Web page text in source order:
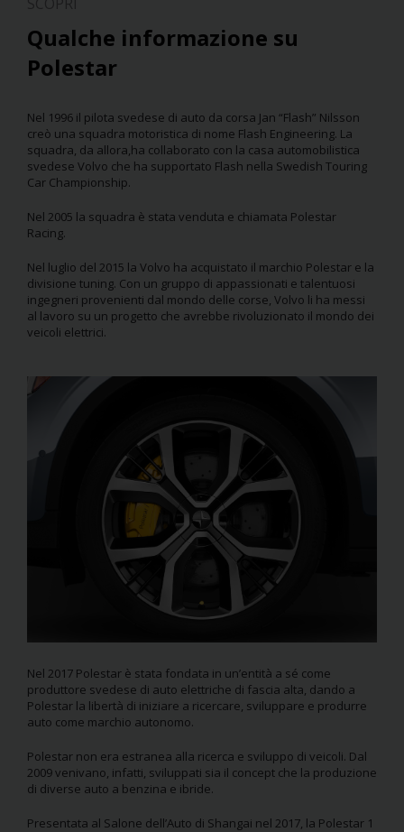
Qualche informazione su
Polestar
Nel 1996 il pilota svedese di auto da corsa Jan “Flash” Nilsson
creò una squadra motoristica di nome Flash Engineering. La
squadra, da allora,ha collaborato con la casa automobilistica
svedese Volvo che ha supportato Flash nella Swedish Touring
Car Championship.
Nel 2005 la squadra è stata venduta e chiamata Polestar
Racing.
Nel luglio del 2015 la Volvo ha acquistato il marchio Polestar e la
divisione tuning. Con un gruppo di appassionati e talentuosi
ingegneri provenienti dal mondo delle corse, Volvo li ha messi
al lavoro su un progetto che avrebbe rivoluzionato il mondo dei
veicoli elettrici.
Nel 2017 Polestar è stata fondata in un’entità a sé come
produttore svedese di auto elettriche di fascia alta, dando a
Polestar la libertà di iniziare a ricercare, sviluppare e produrre
auto come marchio autonomo.
Polestar non era estranea alla ricerca e sviluppo di veicoli. Dal
2009 venivano, infatti, sviluppati sia il concept che la produzione
di diverse auto a benzina e ibride.
Presentata al Salone dell’Auto di Shangai nel 2017, la Polestar 1